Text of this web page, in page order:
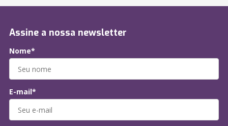
Assine a nossa newsletter
Nome*
E-mail*